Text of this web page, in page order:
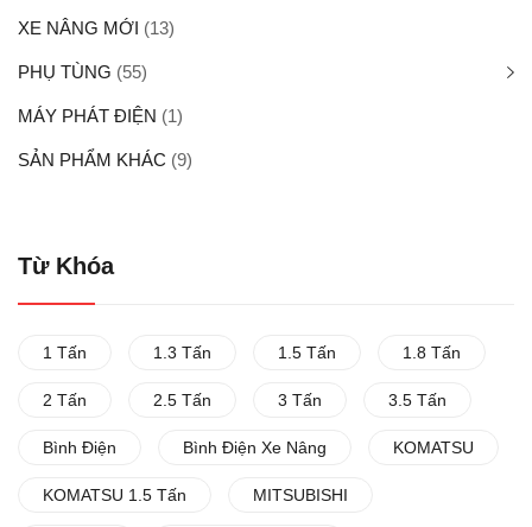
XE NÂNG MỚI (13)
PHỤ TÙNG (55)
MÁY PHÁT ĐIỆN (1)
SẢN PHẨM KHÁC (9)
Từ Khóa
1 Tấn 1.3 Tấn 1.5 Tấn 1.8 Tấn
2 Tấn 2.5 Tấn 3 Tấn 3.5 Tấn
Bình Điện Bình Điện Xe Nâng KOMATSU
KOMATSU 1.5 Tấn MITSUBISHI